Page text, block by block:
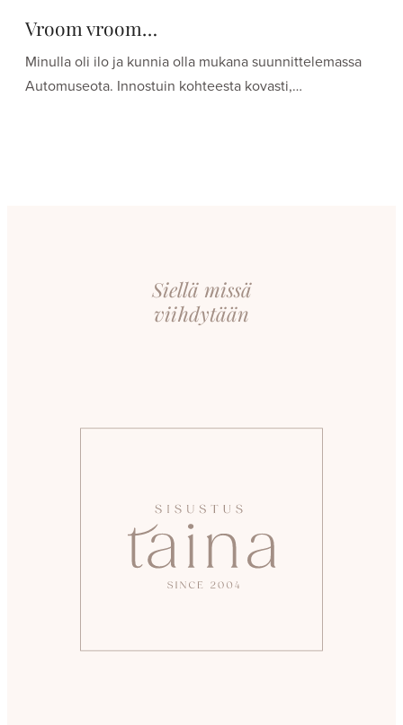
Vroom vroom…
Minulla oli ilo ja kunnia olla mukana suunnittelemassa
Automuseota. Innostuin kohteesta kovasti,…
Siellä missä
viihdytään